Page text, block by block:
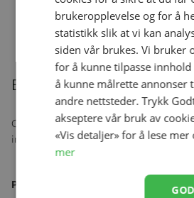
kr 399,00kr 319,20
Beskrivelse
Oppblåsbar svømmering laget av
integrert babysete som man setter
Produktspesifikasjoner:
brukeropplevelse og for å
statistikk slik at vi kan
siden vår brukes. Vi bruker
for å kunne tilpasse
å kunne målrette annonser
andre nettsteder. Trykk
akseptere vår bruk av
«Vis detaljer» for å lese mer
mer